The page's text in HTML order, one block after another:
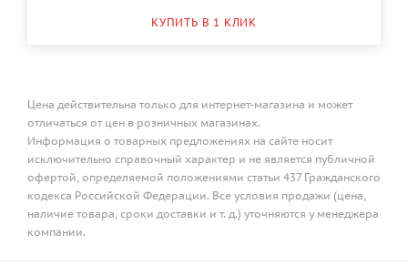
КУПИТЬ В 1 КЛИК
Цена действительна только для интернет-магазина и может
отличаться от цен в розничных магазинах.
Информация о товарных предложениях на сайте носит
исключительно справочный характер и не является публичной
офертой, определяемой положениями статьи 437 Гражданского
кодекса Российской Федерации. Все условия продажи (цена,
наличие товара, сроки доставки и т. д.) уточняются у менеджера
компании.